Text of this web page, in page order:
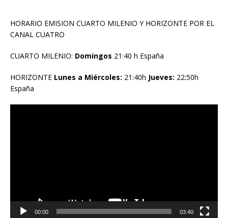
HORARIO EMISION CUARTO MILENIO Y HORIZONTE POR EL
CANAL CUATRO
CUARTO MILENIO: Domingos 21:40 h España
HORIZONTE Lunes a Miércoles: 21:40h Jueves: 22:50h
España
00:00 03:40